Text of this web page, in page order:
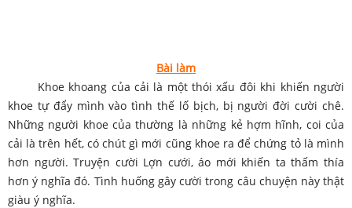
Bài làm
Khoe khoang của cải là một thói xấu đôi khi khiến người
khoe tự đẩy mình vào tình thế lố bịch, bị người đời cười chê.
Những người khoe của thường là những kẻ hợm hĩnh, coi của
cải là trên hết, có chút gì mới cũng khoe ra để chứng tỏ là mình
hơn người. Truyện cười Lợn cưới, áo mới khiến ta thấm thía
hơn ý nghĩa đó. Tình huống gây cười trong câu chuyện này thật
giàu ý nghĩa.